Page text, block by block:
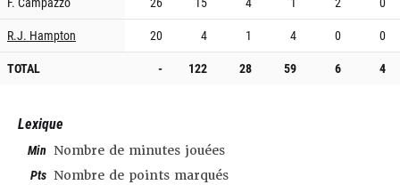
R.J. Hampton
20 4 1 4 0
0
TOTAL
- 122 28 59 6 4
Lexique
Min Nombre de minutes jouées
Pts Nombre de points marqués